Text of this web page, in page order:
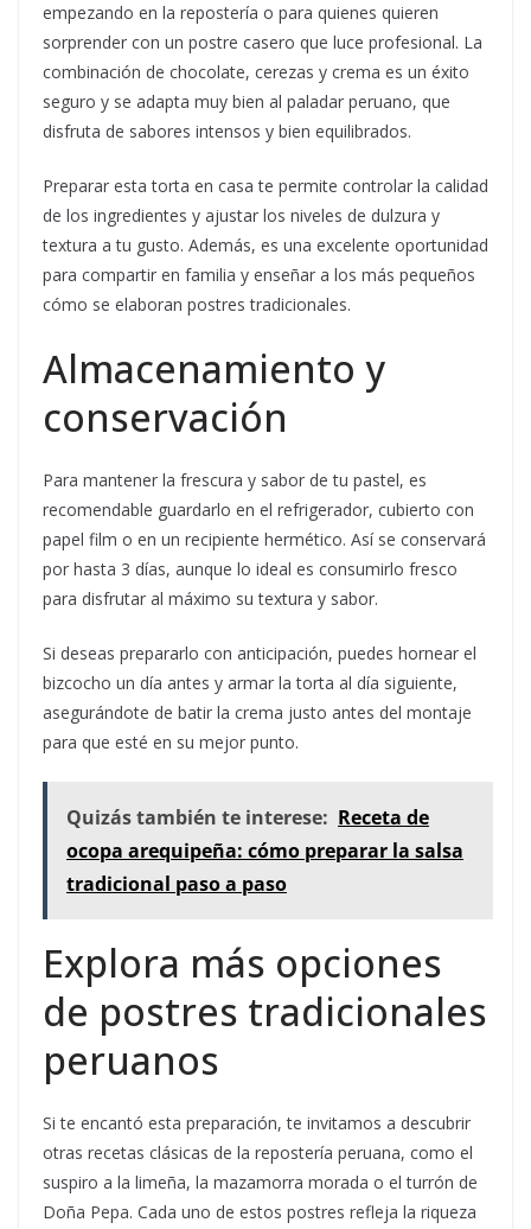
empezando en la repostería o para quienes quieren
sorprender con un postre casero que luce profesional. La
combinación de chocolate, cerezas y crema es un éxito
seguro y se adapta muy bien al paladar peruano, que
disfruta de sabores intensos y bien equilibrados.
Preparar esta torta en casa te permite controlar la calidad
de los ingredientes y ajustar los niveles de dulzura y
textura a tu gusto. Además, es una excelente oportunidad
para compartir en familia y enseñar a los más pequeños
cómo se elaboran postres tradicionales.
Almacenamiento y
conservación
Para mantener la frescura y sabor de tu pastel, es
recomendable guardarlo en el refrigerador, cubierto con
papel film o en un recipiente hermético. Así se conservará
por hasta 3 días, aunque lo ideal es consumirlo fresco
para disfrutar al máximo su textura y sabor.
Si deseas prepararlo con anticipación, puedes hornear el
bizcocho un día antes y armar la torta al día siguiente,
asegurándote de batir la crema justo antes del montaje
para que esté en su mejor punto.
Quizás también te interese: Receta de
ocopa arequipeña: cómo preparar la salsa
tradicional paso a paso
Explora más opciones
de postres tradicionales
peruanos
Si te encantó esta preparación, te invitamos a descubrir
otras recetas clásicas de la repostería peruana, como el
suspiro a la limeña, la mazamorra morada o el turrón de
Doña Pepa. Cada uno de estos postres refleja la riqueza